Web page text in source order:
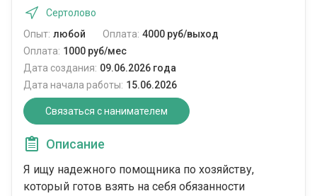
Сертолово
Опыт: любой Оплата: 4000 руб/выход
Оплата: 1000 руб/мес
Дата создания: 09.06.2026 года
Дата начала работы: 15.06.2026
Связаться с нанимателем
Описание
Я ищу надежного помощника по хозяйству,
который готов взять на себя обязанности